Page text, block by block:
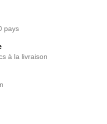
pays
à la livraison